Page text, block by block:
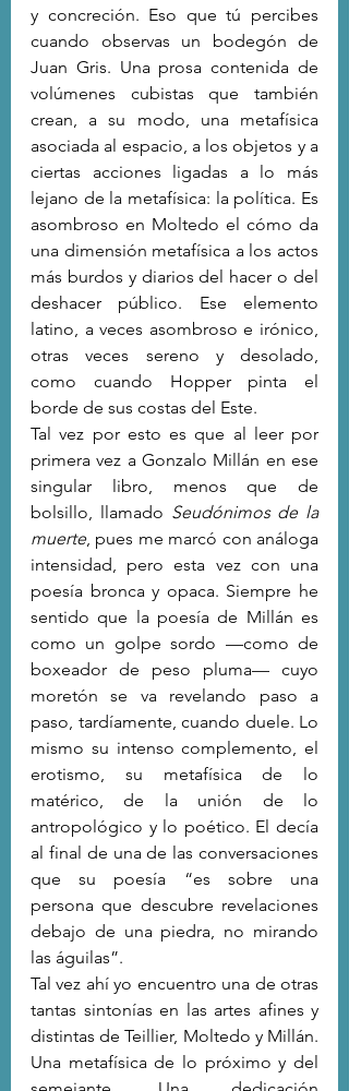
y concreción. Eso que tú percibes
cuando observas un bodegón de
Juan Gris. Una prosa contenida de
volúmenes cubistas que también
crean, a su modo, una metafísica
asociada al espacio, a los objetos y a
ciertas acciones ligadas a lo más
lejano de la metafísica: la política. Es
asombroso en Moltedo el cómo da
una dimensión metafísica a los actos
más burdos y diarios del hacer o del
deshacer público. Ese elemento
latino, a veces asombroso e irónico,
otras veces sereno y desolado,
como cuando Hopper pinta el
borde de sus costas del Este.
Tal vez por esto es que al leer por
primera vez a Gonzalo Millán en ese
singular libro, menos que de
bolsillo, llamado Seudónimos de la
muerte, pues me marcó con análoga
intensidad, pero esta vez con una
poesía bronca y opaca. Siempre he
sentido que la poesía de Millán es
como un golpe sordo —como de
boxeador de peso pluma— cuyo
moretón se va revelando paso a
paso, tardíamente, cuando duele. Lo
mismo su intenso complemento, el
erotismo, su metafísica de lo
matérico, de la unión de lo
antropológico y lo poético. El decía
al final de una de las conversaciones
que su poesía “es sobre una
persona que descubre revelaciones
debajo de una piedra, no mirando
las águilas”.
Tal vez ahí yo encuentro una de otras
tantas sintonías en las artes afines y
distintas de Teillier, Moltedo y Millán.
Una metafísica de lo próximo y del